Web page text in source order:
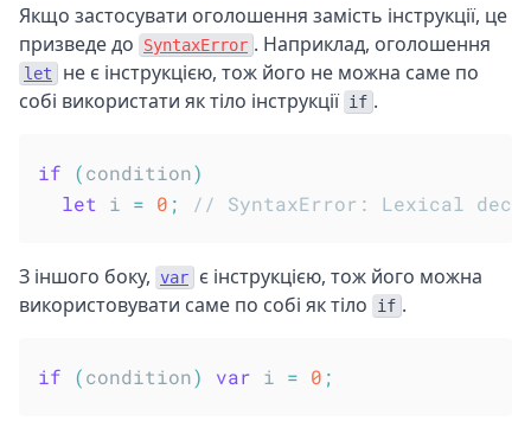
Якщо застосувати оголошення замість інструкції, це
призведе до
SyntaxError . Наприклад, оголошення
let
не є інструкцією, тож його не можна саме по
собі використати як тіло інструкції if .
if (condition)
let i = 0 ; // SyntaxError: Lexical
З іншого боку, var
є інструкцією, тож його можна
використовувати саме по собі як тіло
if .
if (condition) var i = 0 ;